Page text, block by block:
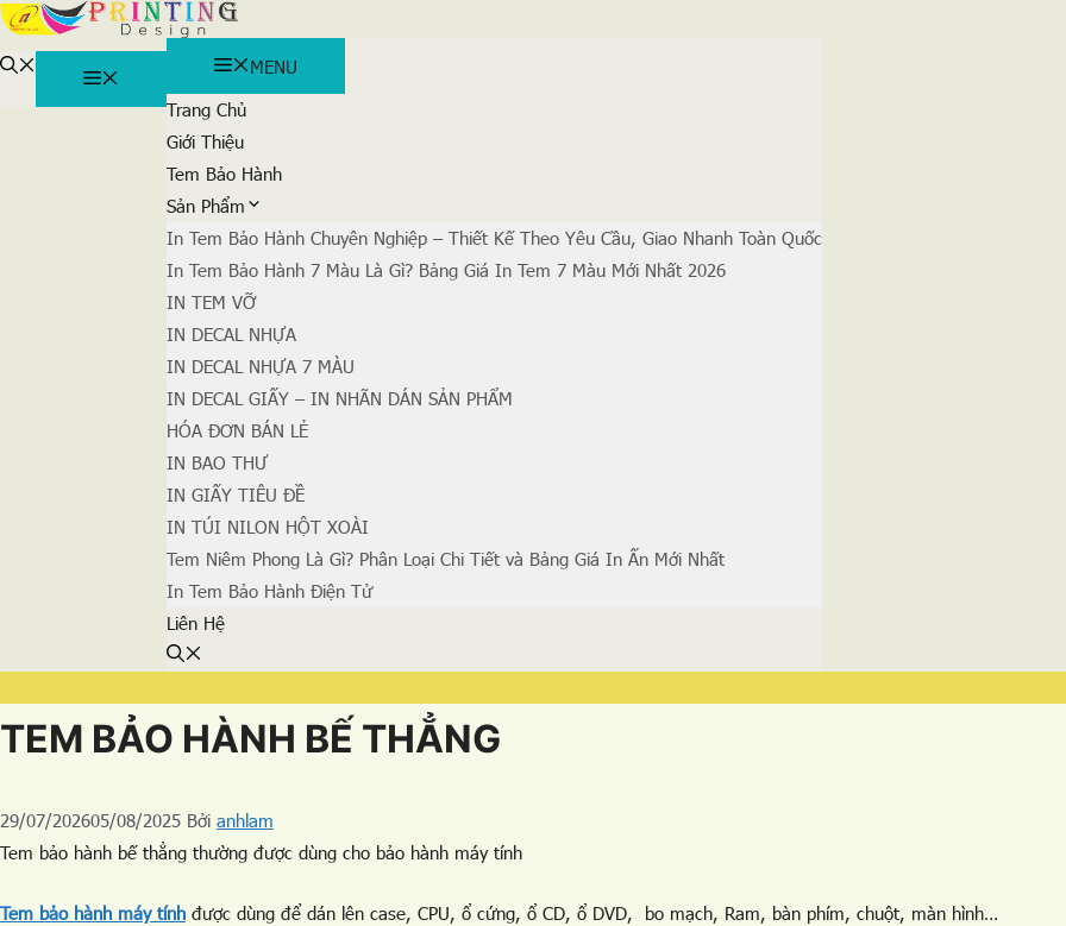
Chuyển
nội
dung
MENU
MENU
Trang Chủ
Giới Thiệu
Tem Bảo Hành
Sản Phẩm
In Tem Bảo Hành Chuyên Nghiệp – Thiết Kế Theo Yêu Cầu, Giao Nhanh Toàn Quốc
In Tem Bảo Hành 7 Màu Là Gì? Bảng Giá In Tem 7 Màu Mới Nhất 2026
IN TEM VỠ
IN DECAL NHỰA
IN DECAL NHỰA 7 MÀU
IN DECAL GIẤY – IN NHÃN DÁN SẢN PHẨM
HÓA ĐƠN BÁN LẺ
IN BAO THƯ
IN GIẤY TIÊU ĐỀ
IN TÚI NILON HỘT XOÀI
Tem Niêm Phong Là Gì? Phân Loại Chi Tiết và Bảng Giá In Ấn Mới Nhất
In Tem Bảo Hành Điện Tử
Liên Hệ
TEM BẢO HÀNH BẾ THẲNG
29/07/202605/08/2025 Bởi anhlam
Tem bảo hành bế thẳng thường được dùng cho bảo hành máy tính
Tem bảo hành máy tính được dùng để dán lên case, CPU, ổ cứng, ổ CD, ổ DVD, bo mạch, Ram, bàn phím, chuột, màn hình…
mục